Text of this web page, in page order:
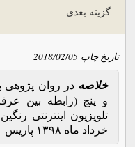
گزینه بعدی
تاریخ چاپ 2018/02/05
خلاصهدر روان
تلویزیون اینترنتی
خرداد ماه ۱۳۹۸ پاریس